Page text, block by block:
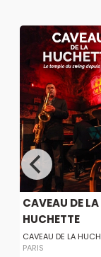
CAVEAU DE LA
HUCHETTE
CAVEAU DE LA
PARIS